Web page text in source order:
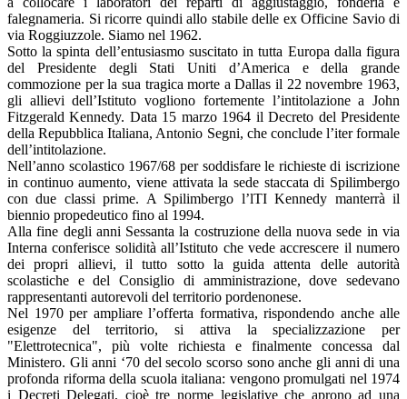
falegnameria. Si ricorre quindi allo stabile delle ex Officine Savio di
via Roggiuzzole. Siamo nel 1962.
Sotto la spinta dell’entusiasmo suscitato in tutta Europa dalla figura
del Presidente degli Stati Uniti d’America e della grande
commozione per la sua tragica morte a Dallas il 22 novembre 1963,
gli allievi dell’Istituto vogliono fortemente l’intitolazione a John
Fitzgerald Kennedy. Data 15 marzo 1964 il Decreto del Presidente
della Repubblica Italiana, Antonio Segni, che conclude l’iter formale
dell’intitolazione.
Nell’anno scolastico 1967/68 per soddisfare le richieste di iscrizione
in continuo aumento, viene attivata la sede staccata di Spilimbergo
con due classi prime. A Spilimbergo l’lTI Kennedy manterrà il
biennio propedeutico fino al 1994.
Alla fine degli anni Sessanta la costruzione della nuova sede in via
Interna conferisce solidità all’Istituto che vede accrescere il numero
dei propri allievi, il tutto sotto la guida attenta delle autorità
scolastiche e del Consiglio di amministrazione, dove sedevano
rappresentanti autorevoli del territorio pordenonese.
Nel 1970 per ampliare l’offerta formativa, rispondendo anche alle
esigenze del territorio, si attiva la specializzazione per
"Elettrotecnica", più volte richiesta e finalmente concessa dal
Ministero. Gli anni ‘70 del secolo scorso sono anche gli anni di una
profonda riforma della scuola italiana: vengono promulgati nel 1974
i Decreti Delegati, cioè tre norme legislative che aprono ad una